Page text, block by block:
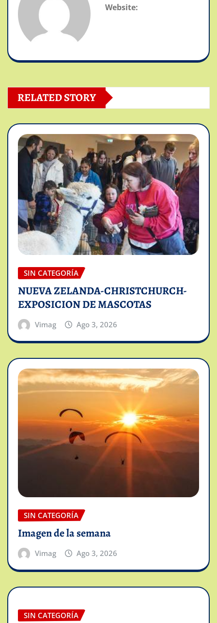
Website:
RELATED STORY
SIN CATEGORÍA
NUEVA ZELANDA-CHRISTCHURCH-
EXPOSICION DE MASCOTAS
Vimag Ago 3, 2026
SIN CATEGORÍA
Imagen de la semana
Vimag Ago 3, 2026
SIN CATEGORÍA